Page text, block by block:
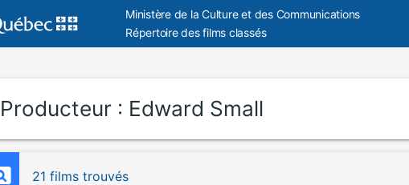
Ministère de la Culture et des Communications
Répertoire des films classés
Producteur : Edward Small
21 films trouvés